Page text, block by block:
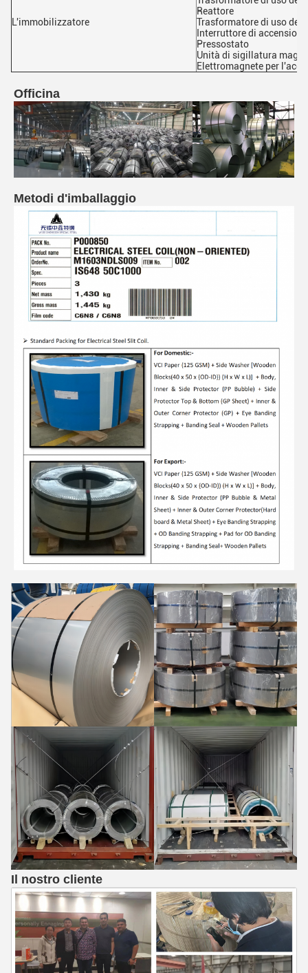
L'immobilizzatore
Reattore
Trasformatore di uso
Interruttore di accensione
Pressostato
Unità di sigillatura
Elettromagnete per
Officina
Metodi d'imballaggio
Il nostro cliente